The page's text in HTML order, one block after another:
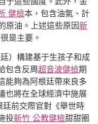
健檢本，包含油氣、計
原油。上述這些原因新
是主要。
）構建基于生孩子和成
包含反周超音波健檢期
能夠為阿根廷帶來良多
也將在全球經濟中施展
廷前交際官對《舉世時
投新竹 公教健檢甜甜圈